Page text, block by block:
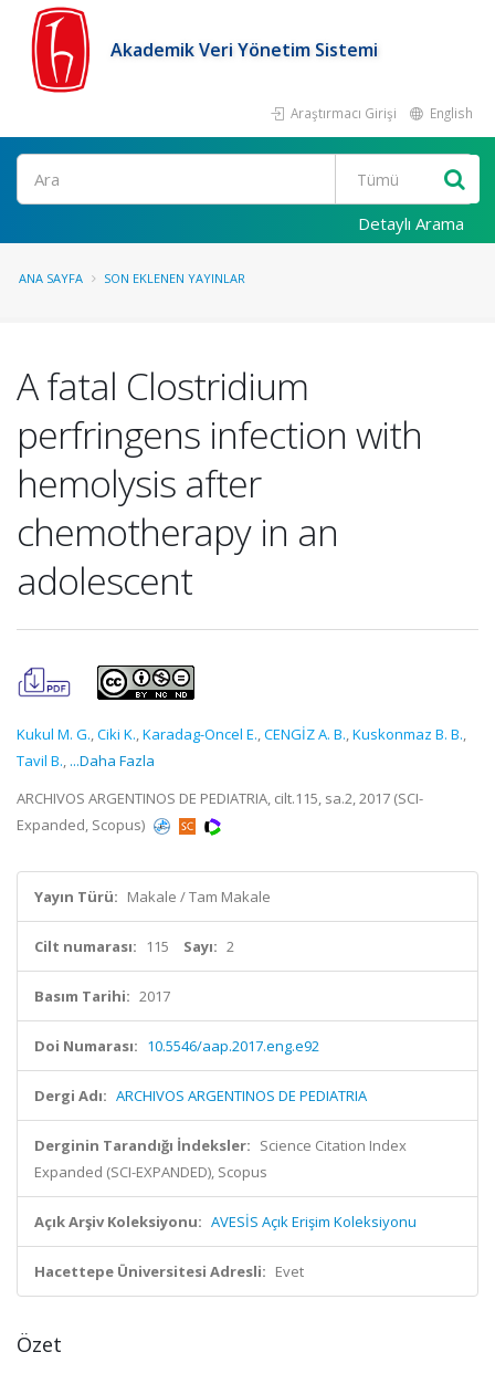
Akademik Veri Yönetim Sistemi
Araştırmacı Girişi English
Ara
Detaylı Arama
ANA SAYFA SON EKLENEN YAYINLAR
A fatal Clostridium
perfringens infection with
hemolysis after
chemotherapy in an
adolescent
Kukul M. G.,Ciki K.,Karadag-Oncel E.,CENGİZ A. B.,Kuskonmaz B. B.,
Tavil B., ...Daha Fazla
ARCHIVOS ARGENTINOS DE PEDIATRIA, cilt.115, sa.2, 2017 (SCI-
Expanded, Scopus)
Yayın Türü: Makale / Tam Makale
Cilt numarası: 115 Sayı: 2
Basım Tarihi: 2017
Doi Numarası: 10.5546/aap.2017.eng.e92
Dergi Adı: ARCHIVOS ARGENTINOS DE PEDIATRIA
Derginin Tarandığı İndeksler: Science Citation Index
Expanded (SCI-EXPANDED), Scopus
Açık Arşiv Koleksiyonu: AVESİS Açık Erişim Koleksiyonu
Hacettepe Üniversitesi Adresli: Evet
Özet